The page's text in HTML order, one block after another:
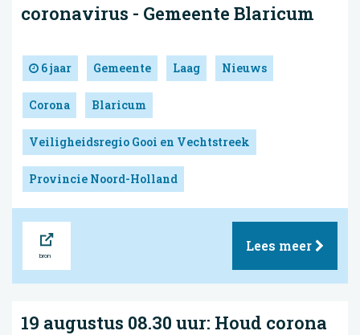
coronavirus - Gemeente Blaricum
6 jaar Gemeente Laag Nieuws
Corona Blaricum
Veiligheidsregio Gooi en Vechtstreek
Provincie Noord-Holland
Lees meer
19 augustus 08.30 uur: Houd corona